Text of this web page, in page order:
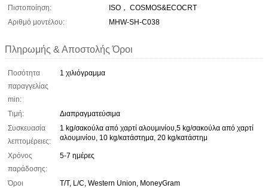
Πιστοποίηση:
ISO， COSMOS&ECOCRT
Αριθμό μοντέλου:
MHW-SH-C038
Πληρωμής & Αποστολής Όροι
Ποσότητα
παραγγελίας
min:
1 χιλιόγραμμα
Τιμή:
Διαπραγματεύσιμα
Συσκευασία
λεπτομέρειες:
1 kg/σακούλα από χαρτί αλουμινίου,5 kg/σακούλα από χαρτί
αλουμινίου, 10 kg/κατάστημα, 20 kg/κατάστημ
Χρόνος
παράδοσης:
5-7 ημέρες
Όροι
T/T, L/C, Western Union, MoneyGram